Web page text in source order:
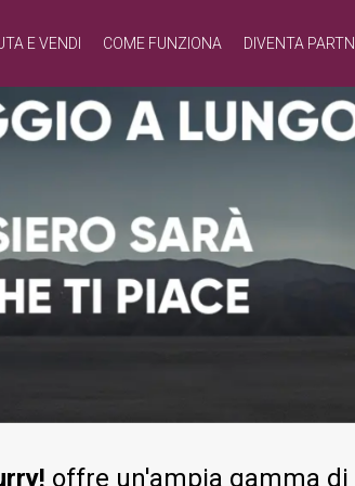
E VENDI COME FUNZIONA DIVENTA
offre un'ampia gamma